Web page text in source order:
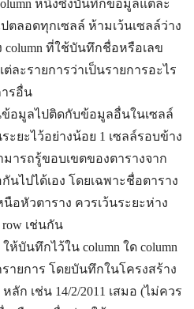
หนึ่งซึ่งบันทึกข้อมูลแต่ละ
ตลอดทุกเซลล์ ห้ามเว้นเซลล์ว่าง
column ที่ใช้บันทึกชื่อหรือเลข
ละรายการว่าเป็นรายการอะไร
รอื่น
อมูลไปติดกับข้อมูลอื่นในเซลล์
ะยะไว้อย่างน้อย 1 เซลล์รอบข้าง
มารถรู้ขอบเขตของตารางจาก
ไปได้เอง โดยเฉพาะชื่อตาราง
อหัวตาราง ควรเว้นระยะห่าง
เช่นกัน
บันทึกไว้ใน column ใด column
ายการ โดยบันทึกในโครงสร้าง
ลัก เช่น 14/2/2011 เสมอ (ไม่ควร